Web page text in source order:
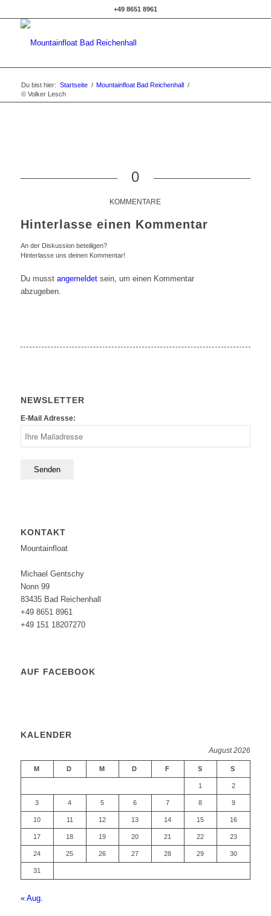
+49 8651 8961
Du bist hier: Startseite / Mountainfloat Bad Reichenhall /
© Volker Lesch
0
KOMMENTARE
Hinterlasse einen Kommentar
An der Diskussion beteiligen?
Hinterlasse uns deinen Kommentar!
Du musst angemeldetsein, um einen Kommentar
abzugeben.
NEWSLETTER
E-Mail Adresse:
KONTAKT
Mountainfloat
Michael Gentschy
Nonn 99
83435 Bad Reichenhall
+49 8651 8961
+49 151 18207270
AUF FACEBOOK
KALENDER
August 2026
M D M D F S S
1 2
3 4 5 6 7 8 9
10 11 12 13 14 15 16
17 18 19 20 21 22 23
24 25 26 27 28 29 30
31
« Aug.